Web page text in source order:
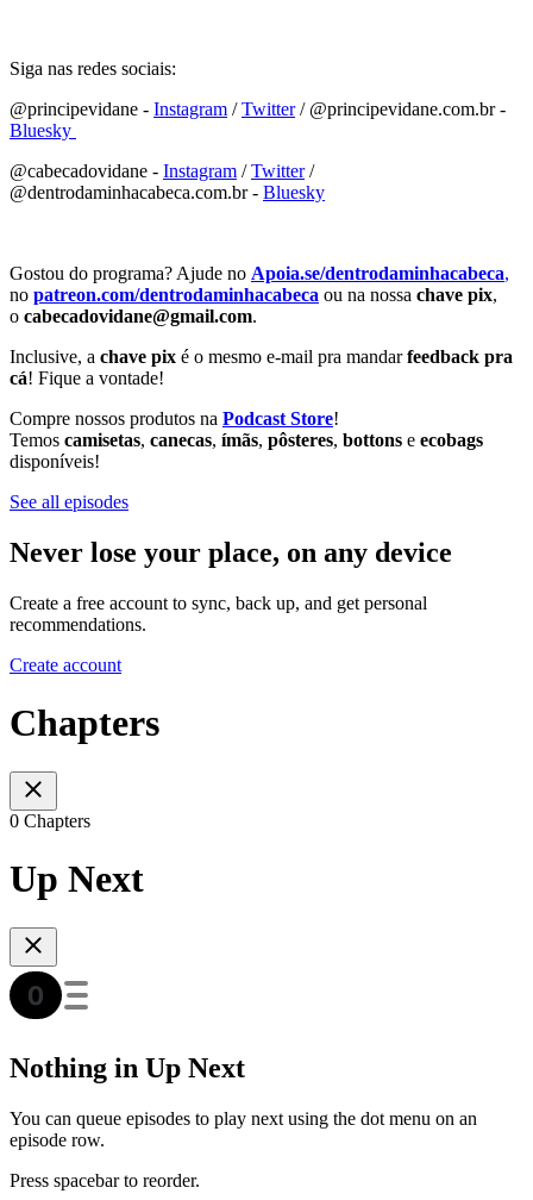
Siga nas redes sociais:
@principevidane - ⁠⁠⁠⁠⁠⁠⁠⁠⁠⁠⁠⁠⁠⁠⁠⁠⁠⁠⁠⁠⁠⁠⁠⁠⁠⁠⁠⁠⁠⁠⁠⁠⁠⁠⁠⁠⁠⁠⁠⁠⁠⁠⁠⁠⁠⁠⁠⁠⁠⁠⁠⁠⁠⁠⁠⁠⁠⁠⁠⁠⁠⁠⁠⁠Instagram⁠⁠⁠⁠⁠⁠⁠⁠⁠⁠⁠⁠⁠⁠⁠⁠⁠⁠⁠⁠⁠⁠⁠⁠⁠⁠⁠⁠⁠⁠⁠⁠⁠⁠⁠⁠⁠⁠⁠⁠⁠⁠⁠⁠⁠⁠⁠⁠⁠⁠⁠⁠⁠⁠⁠⁠⁠⁠⁠⁠⁠⁠⁠⁠ /⁠⁠⁠⁠⁠⁠⁠⁠⁠⁠⁠⁠⁠⁠⁠⁠⁠⁠⁠⁠⁠⁠⁠⁠⁠⁠⁠⁠⁠⁠⁠⁠⁠⁠⁠⁠⁠⁠⁠⁠⁠⁠⁠⁠⁠⁠⁠⁠⁠⁠⁠⁠⁠⁠⁠⁠⁠⁠⁠⁠⁠⁠⁠⁠Twitter⁠⁠⁠⁠⁠⁠⁠⁠⁠⁠⁠⁠⁠⁠⁠⁠⁠⁠⁠⁠⁠⁠⁠⁠⁠⁠⁠⁠⁠⁠⁠⁠⁠⁠⁠⁠⁠⁠⁠⁠⁠⁠⁠⁠⁠⁠⁠⁠⁠⁠⁠⁠⁠⁠⁠⁠⁠⁠⁠⁠⁠⁠⁠⁠/ @principevidane.com.br -
⁠⁠⁠⁠⁠⁠⁠⁠⁠⁠⁠⁠⁠⁠⁠⁠⁠⁠⁠⁠⁠⁠⁠⁠⁠⁠⁠⁠⁠⁠⁠⁠⁠⁠⁠⁠⁠⁠⁠⁠⁠⁠⁠⁠⁠⁠⁠⁠⁠⁠⁠⁠⁠⁠⁠⁠⁠⁠⁠⁠⁠⁠⁠⁠Bluesky ⁠⁠⁠⁠⁠⁠⁠⁠⁠⁠⁠⁠⁠⁠⁠⁠⁠⁠⁠⁠⁠⁠⁠⁠⁠⁠⁠⁠⁠⁠⁠⁠⁠⁠⁠⁠⁠⁠⁠⁠⁠⁠⁠⁠⁠⁠⁠⁠⁠⁠⁠⁠⁠⁠⁠⁠⁠⁠⁠⁠⁠⁠⁠
@cabecadovidane - ⁠⁠⁠⁠⁠⁠⁠⁠⁠⁠⁠⁠⁠⁠⁠⁠⁠⁠⁠⁠⁠⁠⁠⁠⁠⁠⁠⁠⁠⁠⁠⁠⁠⁠⁠⁠⁠⁠⁠⁠⁠⁠⁠⁠⁠⁠⁠⁠⁠⁠⁠⁠⁠⁠⁠⁠⁠⁠⁠⁠⁠⁠⁠⁠Instagram⁠⁠⁠⁠⁠⁠⁠⁠⁠⁠⁠⁠⁠⁠⁠⁠⁠⁠⁠⁠⁠⁠⁠⁠⁠⁠⁠⁠⁠⁠⁠⁠⁠⁠⁠⁠⁠⁠⁠⁠⁠⁠⁠⁠⁠⁠⁠⁠⁠⁠⁠⁠⁠⁠⁠⁠⁠⁠⁠⁠⁠⁠⁠⁠ /⁠⁠⁠⁠⁠⁠⁠⁠⁠⁠⁠⁠⁠⁠⁠⁠⁠⁠⁠⁠⁠⁠⁠⁠⁠⁠⁠⁠⁠⁠⁠⁠⁠⁠⁠⁠⁠⁠⁠⁠⁠⁠⁠⁠⁠⁠⁠⁠⁠⁠⁠⁠⁠⁠⁠⁠⁠⁠⁠⁠⁠⁠⁠⁠Twitter⁠⁠⁠⁠⁠⁠⁠⁠⁠⁠⁠⁠⁠⁠⁠⁠⁠⁠⁠⁠⁠⁠⁠⁠⁠⁠⁠⁠⁠⁠⁠⁠⁠⁠⁠⁠⁠⁠⁠⁠⁠⁠⁠⁠⁠⁠⁠⁠⁠⁠⁠⁠⁠⁠⁠⁠⁠⁠⁠⁠⁠⁠⁠⁠/
@dentrodaminhacabeca.com.br - ⁠⁠⁠⁠⁠⁠⁠⁠⁠⁠⁠⁠⁠⁠⁠⁠⁠⁠⁠⁠⁠⁠⁠⁠⁠⁠⁠⁠⁠⁠⁠⁠⁠⁠⁠⁠⁠⁠⁠⁠⁠⁠⁠⁠⁠⁠⁠⁠⁠⁠⁠⁠⁠⁠⁠⁠⁠⁠⁠⁠⁠⁠⁠⁠Bluesky⁠⁠⁠⁠⁠⁠⁠⁠⁠⁠⁠⁠⁠⁠⁠⁠⁠⁠⁠⁠⁠⁠⁠⁠⁠⁠⁠⁠⁠⁠⁠⁠⁠⁠⁠⁠⁠⁠⁠⁠⁠⁠⁠⁠⁠⁠⁠⁠⁠⁠⁠⁠⁠⁠⁠⁠⁠⁠⁠⁠⁠⁠⁠⁠
Gostou do programa? Ajude no ⁠⁠⁠⁠⁠⁠⁠⁠⁠⁠Apoia.se/dentrodaminhacabeca⁠⁠⁠⁠⁠⁠⁠⁠⁠⁠⁠⁠⁠⁠⁠⁠⁠⁠⁠⁠⁠⁠⁠⁠⁠⁠⁠⁠⁠⁠⁠⁠⁠⁠⁠⁠⁠⁠⁠⁠⁠⁠⁠⁠⁠⁠⁠⁠⁠⁠⁠⁠⁠⁠⁠⁠⁠⁠⁠⁠⁠⁠⁠⁠,⁠⁠⁠⁠⁠⁠⁠⁠⁠⁠⁠⁠⁠⁠⁠⁠⁠⁠⁠⁠⁠⁠⁠⁠⁠⁠⁠⁠⁠⁠⁠⁠⁠⁠⁠⁠⁠⁠⁠⁠⁠⁠⁠⁠⁠⁠⁠⁠⁠⁠⁠⁠⁠⁠⁠⁠⁠⁠⁠⁠⁠⁠⁠⁠
no patreon.com/dentrodaminhacabeca ou na nossa chave pix,
o cabecadovidane@gmail.com.
Inclusive, a chave pix é o mesmo e-mail pra mandarfeedback pra
cá! Fique a vontade!
Compre nossos produtos na Podcast Store!
Temos camisetas, canecas, ímãs, pôsteres, bottons e ecobags
disponíveis!
See all episodes
Never lose your place, on any device
Create a free account to sync, back up, and get personal
recommendations.
Create account
Chapters
0 Chapters
Up Next
Nothing in Up Next
You can queue episodes to play next using the dot menu on an
episode row.
Press spacebar to reorder.